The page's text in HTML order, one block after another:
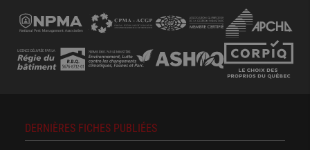
DERNIÈRES FICHES PUBLIÉES